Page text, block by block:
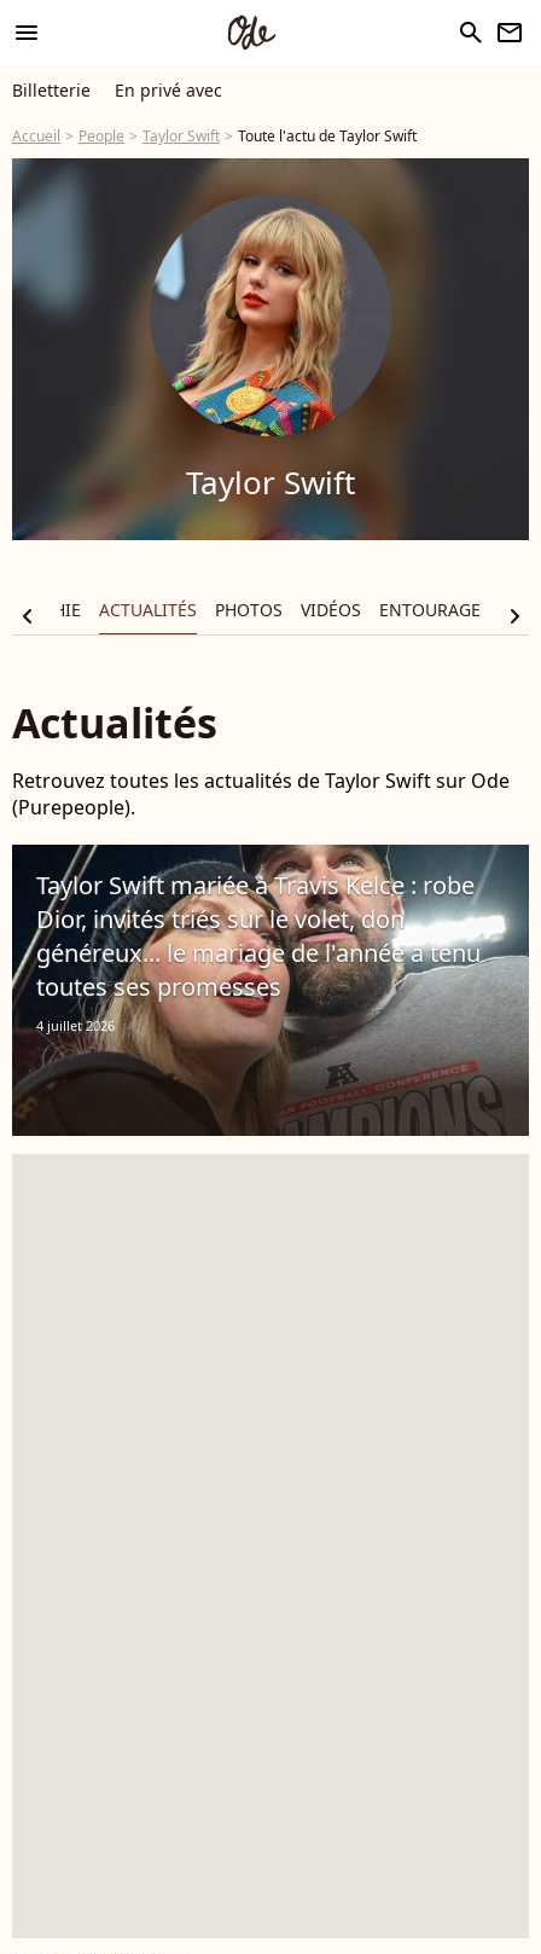
menu search newsletter
Billetterie En privé avec
Accueil People Taylor Swift Toute l'actu de Taylor Swift
Taylor Swift
ACTUALITÉS PHOTOS VIDÉOS ENTOURAGE
chevron_left chevron_right
Actualités
Retrouvez toutes les actualités de Taylor Swift sur Ode
(Purepeople).
Taylor Swift mariée à Travis Kelce : robe
Dior, invités triés sur le volet, don
généreux... le mariage de l'année a tenu
toutes ses promesses
4 juillet 2026